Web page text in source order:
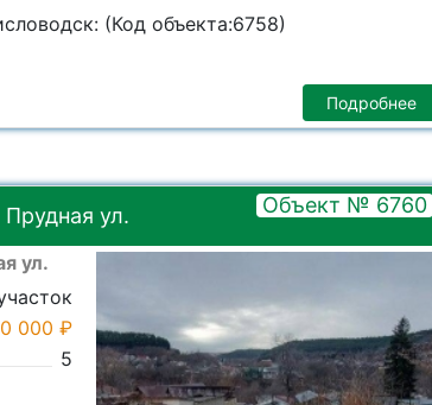
(Код объекта:6758)
Подробнее
ул. Объект № 6760
ул.
000 ₽
5